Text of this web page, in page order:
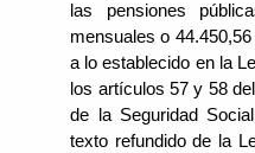
las pensiones
mensuales o
a lo establecido en la
los artículos 57 y 58
de la Seguridad
texto refundido de la